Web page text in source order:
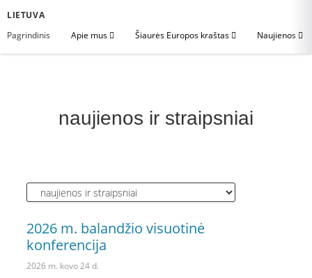
LIETUVA
Pagrindinis
Apie mus Šiaurės Europos kraštas Naujienos
naujienos ir straipsniai
2026 m. balandžio visuotinė
konferencija
2026 m. kovo 24 d.